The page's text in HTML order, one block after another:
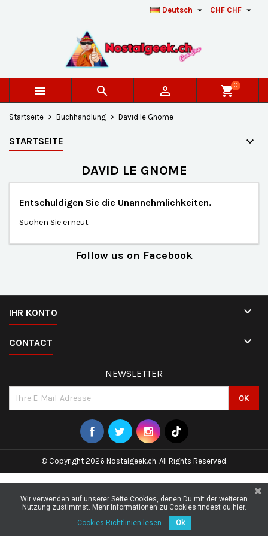
CHF CHF 
Deutsch 
   shopping_cart0
Startseite Buchhandlung David le Gnome
STARTSEITE
DAVID LE GNOME
Entschuldigen Sie die Unannehmlichkeiten.
Suchen Sie erneut
Follow us on Facebook
IHR KONTO 
CONTACT 
Créer une nouvelle liste
((confirmMessage))
((cancelText)) ((modalDeleteText))
Name der Wunschliste
Abbrechen Wunschliste erstellen
Sie müssen angemeldet sein, um Artikel Ihrer
Wunschliste hinzufügen zu können.
Abbrechen Anmelden
NEWSLETTER
© Copyright 2026 Nostalgeek.ch. All Rights Reserved.
Wir verwenden auf unserer Seite Cookies, denen Du mit der weiteren
Nutzung zustimmst. Mehr Informationen zu Cookies findest du hier.
Cookies-Richtlinien lesen.
Ok